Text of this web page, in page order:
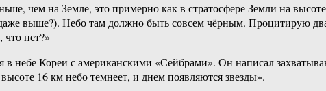
чем на Земле, это примерно как в стратосфере Земли на
выше?). Небо там должно быть совсем чёрным. Процитирую
нет?»
в небе Кореи с американскими «Сейбрами». Он написал
16 км небо темнеет, и днем появляются звезды».